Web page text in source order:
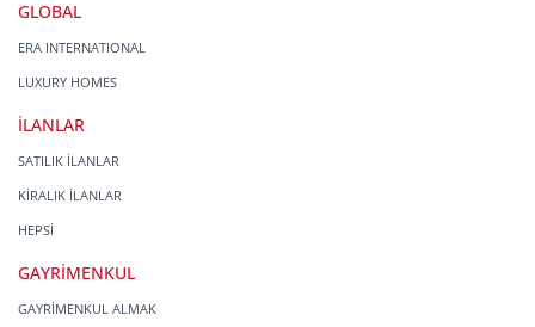
GLOBAL
ERA INTERNATIONAL
LUXURY HOMES
İLANLAR
SATILIK İLANLAR
KİRALIK İLANLAR
HEPSİ
GAYRİMENKUL
GAYRİMENKUL ALMAK